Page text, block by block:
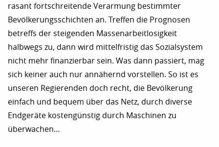
rasant fortschreitende Verarmung bestimmter
Bevölkerungsschichten an. Treffen die Prognosen
betreffs der steigenden Massenarbeitlosigkeit
halbwegs zu, dann wird mittelfristig das Sozialsystem
nicht mehr finanzierbar sein. Was dann passiert, mag
sich keiner auch nur annähernd vorstellen. So ist es
unseren Regierenden doch recht, die Bevölkerung
einfach und bequem über das Netz, durch diverse
Endgeräte kostengünstig durch Maschinen zu
überwachen…